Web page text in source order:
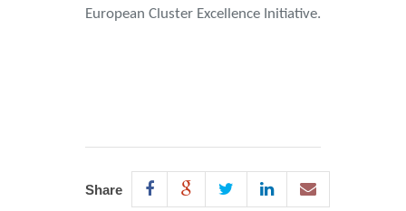
European Cluster Excellence Initiative.
Share